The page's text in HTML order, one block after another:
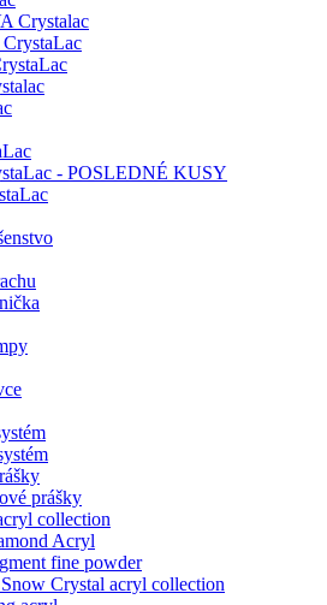
Crystalac
- POSLEDNÉ KUSY
prášky
collection
Acryl
fine powder
Crystal acryl collection